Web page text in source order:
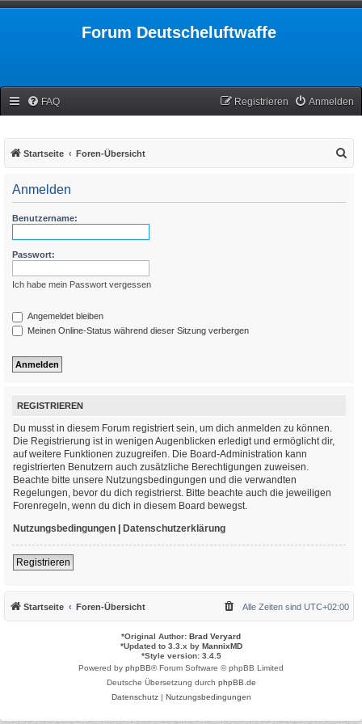
Forum Deutscheluftwaffe
FAQ Anmelden
Registrieren
Startseite Foren-Übersicht
Anmelden
Benutzername:
Passwort:
Ich habe mein Passwort vergessen
Angemeldet bleiben
Meinen Online-Status während dieser Sitzung verbergen
REGISTRIEREN
Du musst in diesem Forum registriert sein, um dich anmelden zu können.
Die Registrierung ist in wenigen Augenblicken erledigt und ermöglicht dir,
auf weitere Funktionen zuzugreifen. Die Board-Administration kann
registrierten Benutzern auch zusätzliche Berechtigungen zuweisen.
Beachte bitte unsere Nutzungsbedingungen und die verwandten
Regelungen, bevor du dich registrierst. Bitte beachte auch die jeweiligen
Forenregeln, wenn du dich in diesem Board bewegst.
Nutzungsbedingungen | Datenschutzerklärung
Registrieren
Startseite Foren-Übersicht Alle Zeiten sind UTC+02:00
*Original Author: Brad Veryard
*Updated to 3.3.x by MannixMD
*Style version: 3.4.5
Powered by phpBB® Forum Software © phpBB Limited
Deutsche Übersetzung durch phpBB.de
Datenschutz| Nutzungsbedingungen